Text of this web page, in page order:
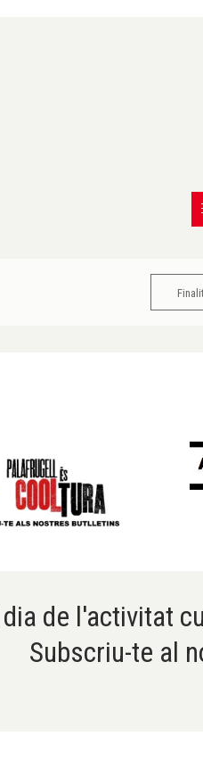
de l'activitat
Subscriu-te al